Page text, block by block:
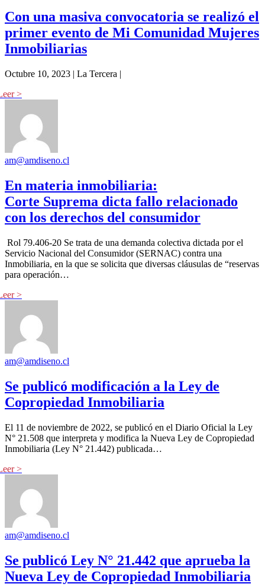
Con una masiva convocatoria se realizó el
primer evento de Mi Comunidad Mujeres
Inmobiliarias
Octubre 10, 2023 | La Tercera |
am@amdiseno.cl
En materia inmobiliaria:
Corte Suprema dicta fallo relacionado
con los derechos del consumidor
Rol 79.406-20 Se trata de una demanda colectiva dictada por el
Servicio Nacional del Consumidor (SERNAC) contra una
Inmobiliaria, en la que se solicita que diversas cláusulas de “reservas
para operación…
am@amdiseno.cl
Se publicó modificación a la Ley de
Copropiedad Inmobiliaria
El 11 de noviembre de 2022, se publicó en el Diario Oficial la Ley
N° 21.508 que interpreta y modifica la Nueva Ley de Copropiedad
Inmobiliaria (Ley N° 21.442) publicada…
am@amdiseno.cl
Se publicó Ley N° 21.442 que aprueba la
Nueva Ley de Copropiedad Inmobiliaria